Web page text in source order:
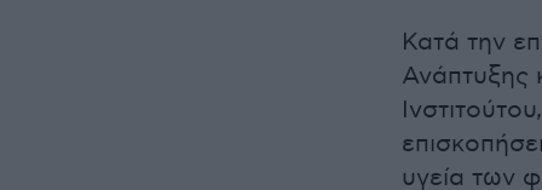
Κατά την
Ανάπτυξης
υγεία των